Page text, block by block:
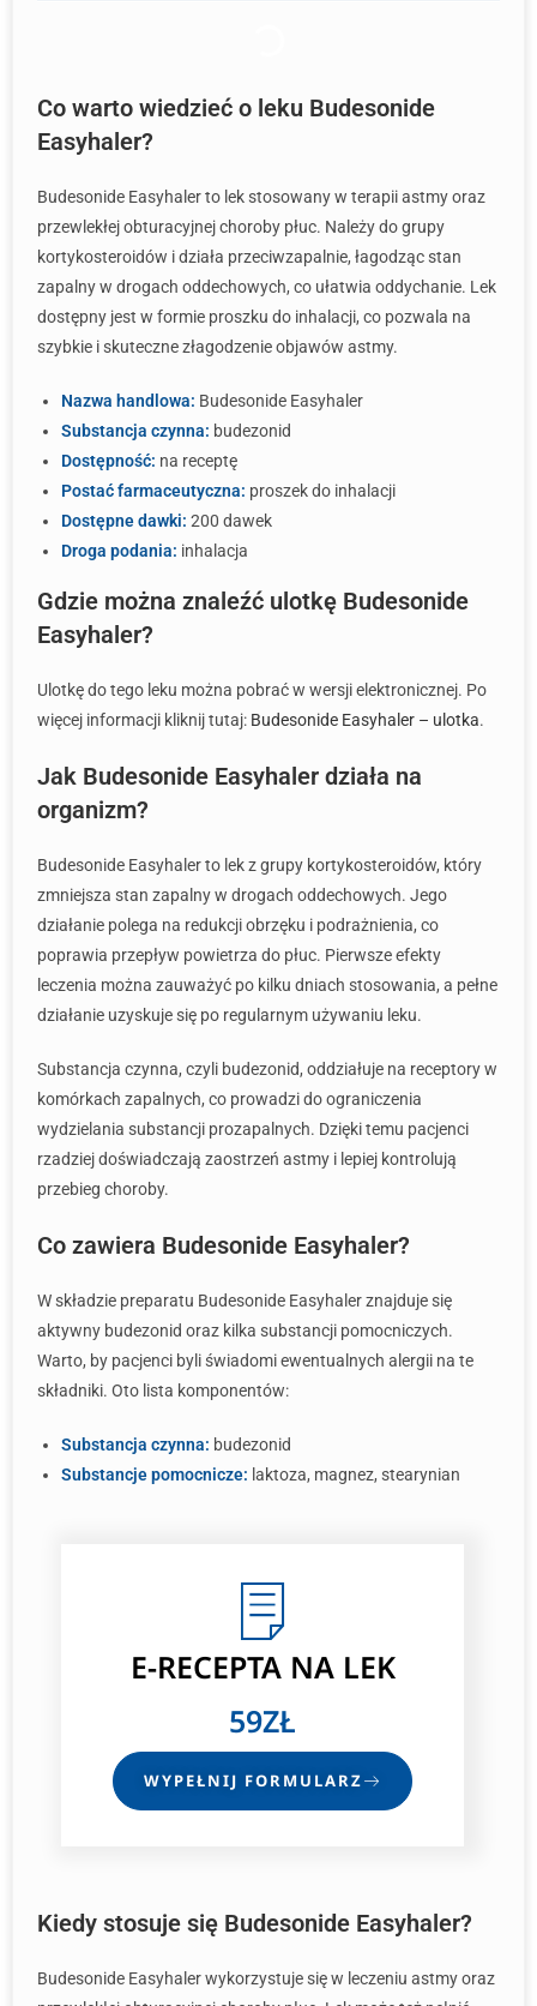
Co warto wiedzieć o leku Budesonide
Easyhaler?
Budesonide Easyhaler to lek stosowany w terapii astmy oraz
przewlekłej obturacyjnej choroby płuc. Należy do grupy
kortykosteroidów i działa przeciwzapalnie, łagodząc stan
zapalny w drogach oddechowych, co ułatwia oddychanie. Lek
dostępny jest w formie proszku do inhalacji, co pozwala na
szybkie i skuteczne złagodzenie objawów astmy.
Nazwa handlowa: Budesonide Easyhaler
Substancja czynna: budezonid
Dostępność: na receptę
Postać farmaceutyczna: proszek do inhalacji
Dostępne dawki: 200 dawek
Droga podania: inhalacja
Gdzie można znaleźć ulotkę Budesonide
Easyhaler?
Ulotkę do tego leku można pobrać w wersji elektronicznej. Po
więcej informacji kliknij tutaj: Budesonide Easyhaler – ulotka.
Jak Budesonide Easyhaler działa na
organizm?
Budesonide Easyhaler to lek z grupy kortykosteroidów, który
zmniejsza stan zapalny w drogach oddechowych. Jego
działanie polega na redukcji obrzęku i podrażnienia, co
poprawia przepływ powietrza do płuc. Pierwsze efekty
leczenia można zauważyć po kilku dniach stosowania, a pełne
działanie uzyskuje się po regularnym używaniu leku.
Substancja czynna, czyli budezonid, oddziałuje na receptory w
komórkach zapalnych, co prowadzi do ograniczenia
wydzielania substancji prozapalnych. Dzięki temu pacjenci
rzadziej doświadczają zaostrzeń astmy i lepiej kontrolują
przebieg choroby.
Co zawiera Budesonide Easyhaler?
W składzie preparatu Budesonide Easyhaler znajduje się
aktywny budezonid oraz kilka substancji pomocniczych.
Warto, by pacjenci byli świadomi ewentualnych alergii na te
składniki. Oto lista komponentów:
Substancja czynna: budezonid
Substancje pomocnicze: laktoza, magnez, stearynian
E-RECEPTANA LEK
59ZŁ
WYPEŁNIJ FORMULARZ
Kiedy stosuje się Budesonide Easyhaler?
Budesonide Easyhaler wykorzystuje się w leczeniu astmy oraz